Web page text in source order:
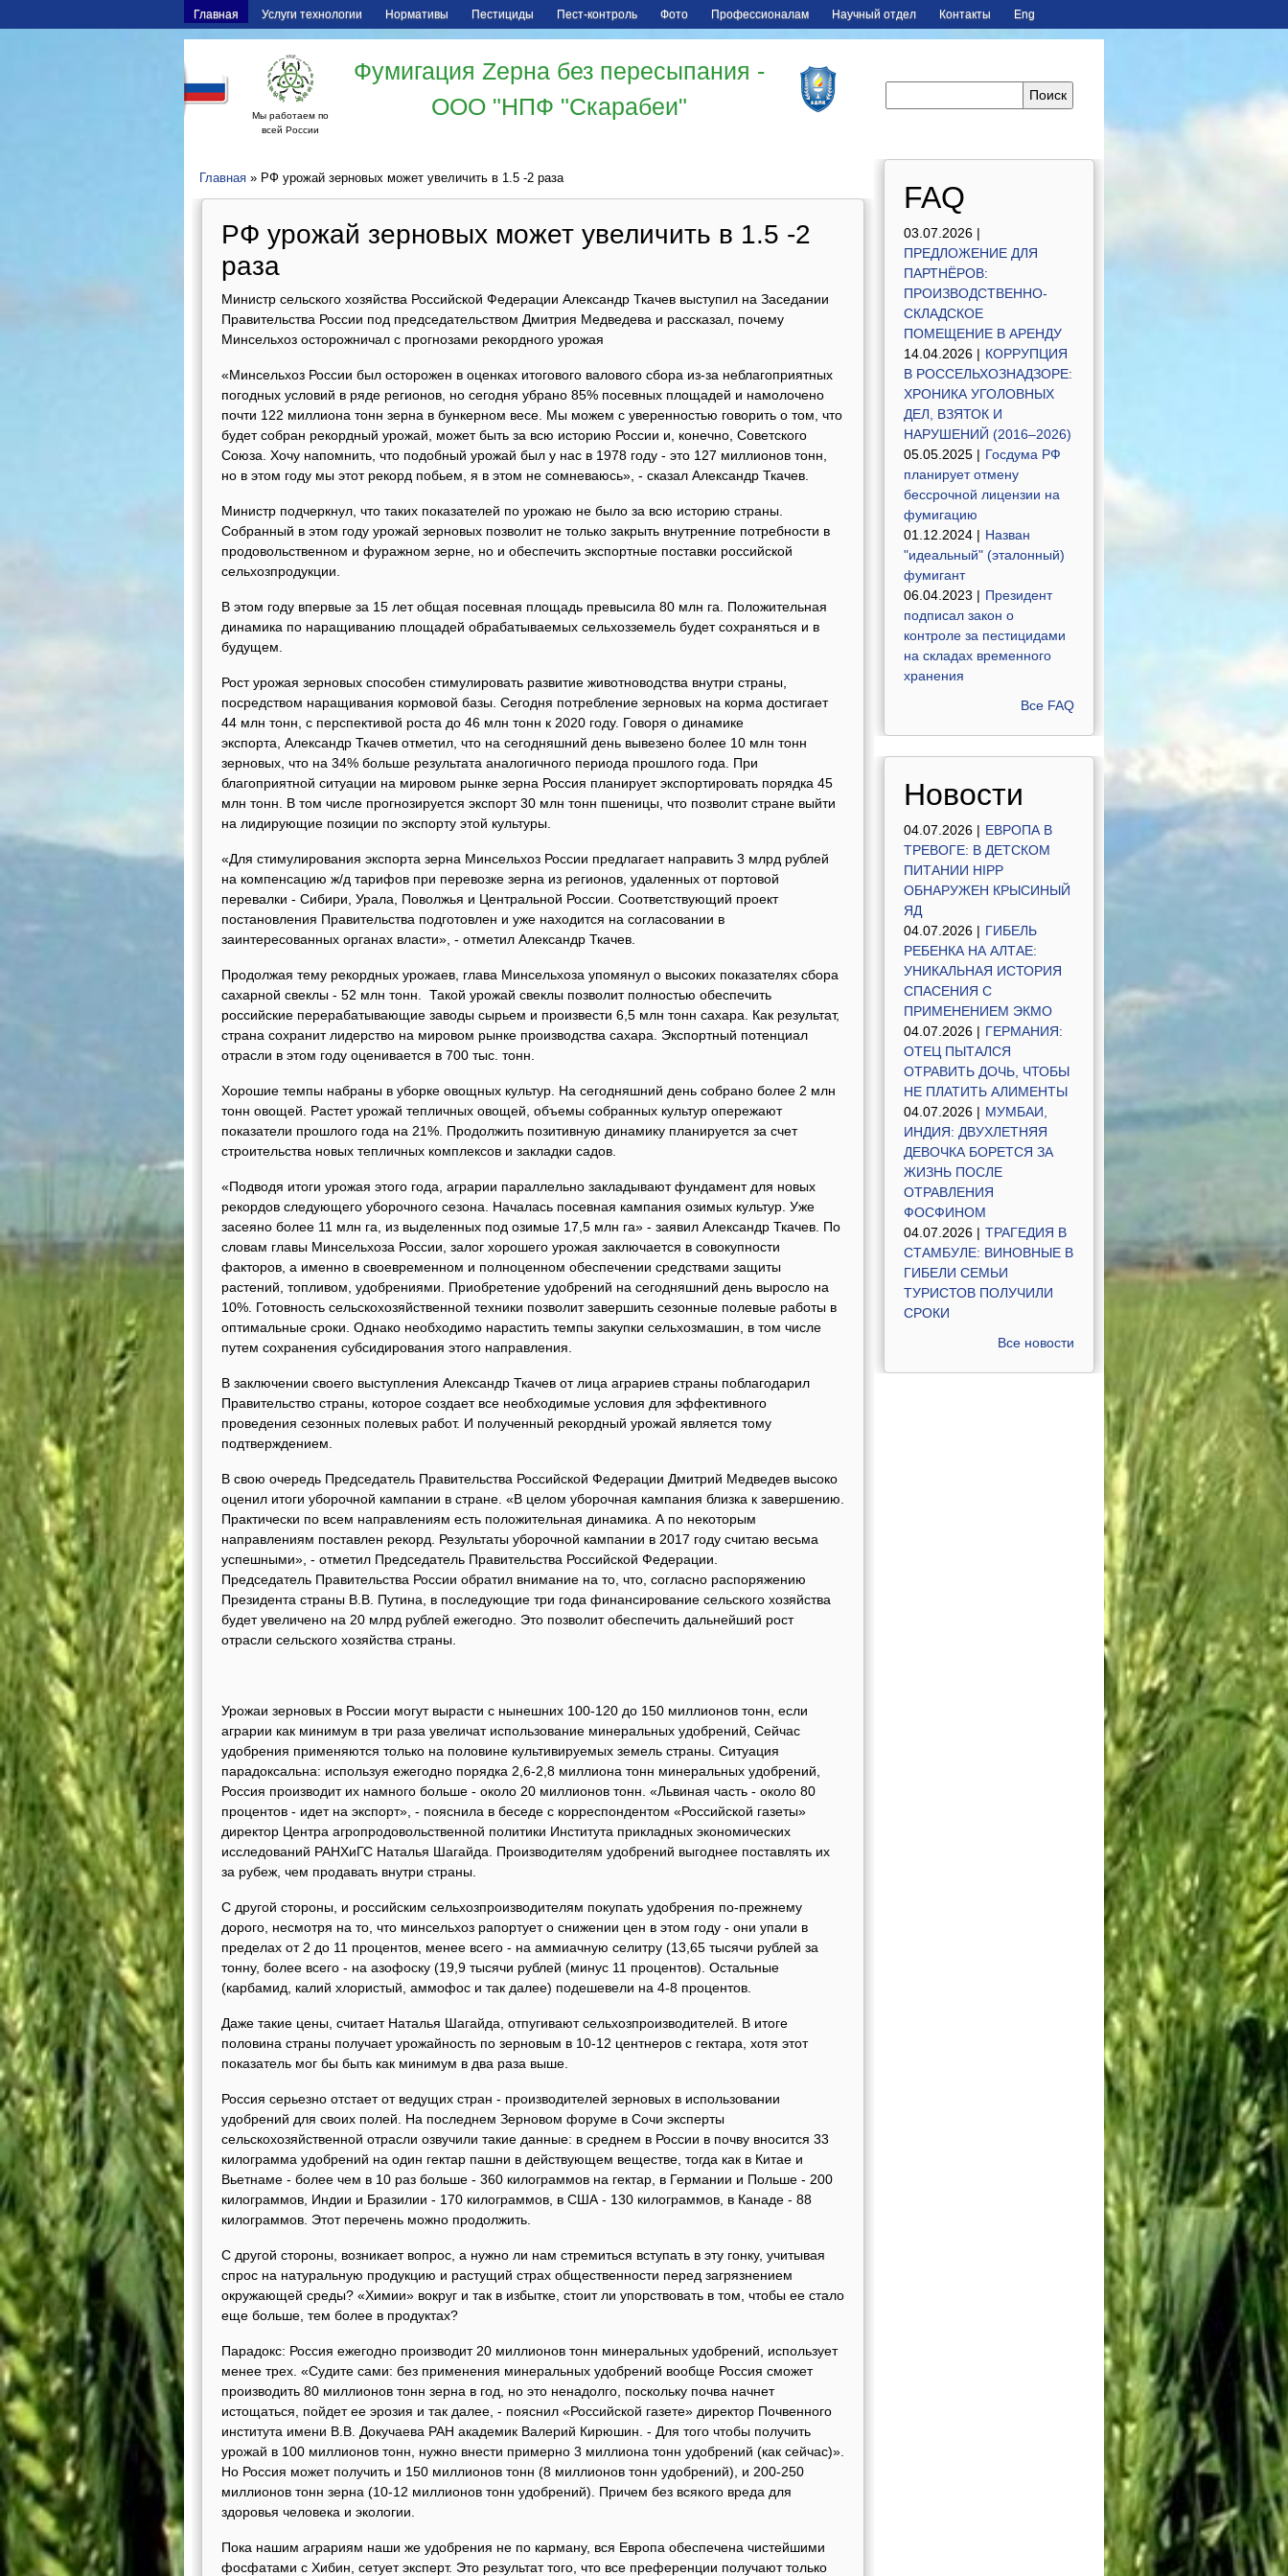
Главная Услуги технологии Нормативы Пестициды Пест-контроль Фото Профессионалам Научный отдел Контакты Eng
Мы работаем по
всей России
Фумигация Zерна без пересыпания -
ООО "НПФ "Скарабеи"
Главная » РФ урожай зерновых может увеличить в 1.5 -2 раза
РФ урожай зерновых может увеличить в 1.5 -2
раза
Министр сельского хозяйства Российской Федерации Александр Ткачев выступил на Заседании
Правительства России под председательством Дмитрия Медведева и рассказал, почему
Минсельхоз осторожничал с прогнозами рекордного урожая
«Минсельхоз России был осторожен в оценках итогового валового сбора из-за неблагоприятных
погодных условий в ряде регионов, но сегодня убрано 85% посевных площадей и намолочено
почти 122 миллиона тонн зерна в бункерном весе. Мы можем с уверенностью говорить о том, что
будет собран рекордный урожай, может быть за всю историю России и, конечно, Советского
Союза. Хочу напомнить, что подобный урожай был у нас в 1978 году - это 127 миллионов тонн,
но в этом году мы этот рекорд побьем, я в этом не сомневаюсь», - сказал Александр Ткачев.
Министр подчеркнул, что таких показателей по урожаю не было за всю историю страны.
Собранный в этом году урожай зерновых позволит не только закрыть внутренние потребности в
продовольственном и фуражном зерне, но и обеспечить экспортные поставки российской
сельхозпродукции.
В этом году впервые за 15 лет общая посевная площадь превысила 80 млн га. Положительная
динамика по наращиванию площадей обрабатываемых сельхозземель будет сохраняться и в
будущем.
Рост урожая зерновых способен стимулировать развитие животноводства внутри страны,
посредством наращивания кормовой базы. Сегодня потребление зерновых на корма достигает
44 млн тонн, с перспективой роста до 46 млн тонн к 2020 году. Говоря о динамике
экспорта, Александр Ткачев отметил, что на сегодняшний день вывезено более 10 млн тонн
зерновых, что на 34% больше результата аналогичного периода прошлого года. При
благоприятной ситуации на мировом рынке зерна Россия планирует экспортировать порядка 45
млн тонн. В том числе прогнозируется экспорт 30 млн тонн пшеницы, что позволит стране выйти
на лидирующие позиции по экспорту этой культуры.
«Для стимулирования экспорта зерна Минсельхоз России предлагает направить 3 млрд рублей
на компенсацию ж/д тарифов при перевозке зерна из регионов, удаленных от портовой
перевалки - Сибири, Урала, Поволжья и Центральной России. Соответствующий проект
постановления Правительства подготовлен и уже находится на согласовании в
заинтересованных органах власти», - отметил Александр Ткачев.
Продолжая тему рекордных урожаев, глава Минсельхоза упомянул о высоких показателях сбора
сахарной свеклы - 52 млн тонн. Такой урожай свеклы позволит полностью обеспечить
российские перерабатывающие заводы сырьем и произвести 6,5 млн тонн сахара. Как результат,
страна сохранит лидерство на мировом рынке производства сахара. Экспортный потенциал
отрасли в этом году оценивается в 700 тыс. тонн.
Хорошие темпы набраны в уборке овощных культур. На сегодняшний день собрано более 2 млн
тонн овощей. Растет урожай тепличных овощей, объемы собранных культур опережают
показатели прошлого года на 21%. Продолжить позитивную динамику планируется за счет
строительства новых тепличных комплексов и закладки садов.
«Подводя итоги урожая этого года, аграрии параллельно закладывают фундамент для новых
рекордов следующего уборочного сезона. Началась посевная кампания озимых культур. Уже
засеяно более 11 млн га, из выделенных под озимые 17,5 млн га» - заявил Александр Ткачев. По
словам главы Минсельхоза России, залог хорошего урожая заключается в совокупности
факторов, а именно в своевременном и полноценном обеспечении средствами защиты
растений, топливом, удобрениями. Приобретение удобрений на сегодняшний день выросло на
10%. Готовность сельскохозяйственной техники позволит завершить сезонные полевые работы в
оптимальные сроки. Однако необходимо нарастить темпы закупки сельхозмашин, в том числе
путем сохранения субсидирования этого направления.
В заключении своего выступления Александр Ткачев от лица аграриев страны поблагодарил
Правительство страны, которое создает все необходимые условия для эффективного
проведения сезонных полевых работ. И полученный рекордный урожай является тому
подтверждением.
В свою очередь Председатель Правительства Российской Федерации Дмитрий Медведев высоко
оценил итоги уборочной кампании в стране. «В целом уборочная кампания близка к завершению.
Практически по всем направлениям есть положительная динамика. А по некоторым
направлениям поставлен рекорд. Результаты уборочной кампании в 2017 году считаю весьма
успешными», - отметил Председатель Правительства Российской Федерации.
Председатель Правительства России обратил внимание на то, что, согласно распоряжению
Президента страны В.В. Путина, в последующие три года финансирование сельского хозяйства
будет увеличено на 20 млрд рублей ежегодно. Это позволит обеспечить дальнейший рост
отрасли сельского хозяйства страны.
Урожаи зерновых в России могут вырасти с нынешних 100-120 до 150 миллионов тонн, если
аграрии как минимум в три раза увеличат использование минеральных удобрений, Сейчас
удобрения применяются только на половине культивируемых земель страны. Ситуация
парадоксальна: используя ежегодно порядка 2,6-2,8 миллиона тонн минеральных удобрений,
Россия производит их намного больше - около 20 миллионов тонн. «Львиная часть - около 80
процентов - идет на экспорт», - пояснила в беседе с корреспондентом «Российской газеты»
директор Центра агропродовольственной политики Института прикладных экономических
исследований РАНХиГС Наталья Шагайда. Производителям удобрений выгоднее поставлять их
за рубеж, чем продавать внутри страны.
С другой стороны, и российским сельхозпроизводителям покупать удобрения по-прежнему
дорого, несмотря на то, что минсельхоз рапортует о снижении цен в этом году - они упали в
пределах от 2 до 11 процентов, менее всего - на аммиачную селитру (13,65 тысячи рублей за
тонну, более всего - на азофоску (19,9 тысячи рублей (минус 11 процентов). Остальные
(карбамид, калий хлористый, аммофос и так далее) подешевели на 4-8 процентов.
Даже такие цены, считает Наталья Шагайда, отпугивают сельхозпроизводителей. В итоге
половина страны получает урожайность по зерновым в 10-12 центнеров с гектара, хотя этот
показатель мог бы быть как минимум в два раза выше.
Россия серьезно отстает от ведущих стран - производителей зерновых в использовании
удобрений для своих полей. На последнем Зерновом форуме в Сочи эксперты
сельскохозяйственной отрасли озвучили такие данные: в среднем в России в почву вносится 33
килограмма удобрений на один гектар пашни в действующем веществе, тогда как в Китае и
Вьетнаме - более чем в 10 раз больше - 360 килограммов на гектар, в Германии и Польше - 200
килограммов, Индии и Бразилии - 170 килограммов, в США - 130 килограммов, в Канаде - 88
килограммов. Этот перечень можно продолжить.
С другой стороны, возникает вопрос, а нужно ли нам стремиться вступать в эту гонку, учитывая
спрос на натуральную продукцию и растущий страх общественности перед загрязнением
окружающей среды? «Химии» вокруг и так в избытке, стоит ли упорствовать в том, чтобы ее стало
еще больше, тем более в продуктах?
Парадокс: Россия ежегодно производит 20 миллионов тонн минеральных удобрений, использует
менее трех. «Судите сами: без применения минеральных удобрений вообще Россия сможет
производить 80 миллионов тонн зерна в год, но это ненадолго, поскольку почва начнет
истощаться, пойдет ее эрозия и так далее, - пояснил «Российской газете» директор Почвенного
института имени В.В. Докучаева РАН академик Валерий Кирюшин. - Для того чтобы получить
урожай в 100 миллионов тонн, нужно внести примерно 3 миллиона тонн удобрений (как сейчас)».
Но Россия может получить и 150 миллионов тонн (8 миллионов тонн удобрений), и 200-250
миллионов тонн зерна (10-12 миллионов тонн удобрений). Причем без всякого вреда для
здоровья человека и экологии.
Пока нашим аграриям наши же удобрения не по карману, вся Европа обеспечена чистейшими
фосфатами с Хибин, сетует эксперт. Это результат того, что все преференции получают только
FAQ
03.07.2026 |
ПРЕДЛОЖЕНИЕ ДЛЯ
ПАРТНЁРОВ:
ПРОИЗВОДСТВЕННО-
СКЛАДСКОЕ
ПОМЕЩЕНИЕ В АРЕНДУ
14.04.2026 | КОРРУПЦИЯ
В РОССЕЛЬХОЗНАДЗОРЕ:
ХРОНИКА УГОЛОВНЫХ
ДЕЛ, ВЗЯТОК И
НАРУШЕНИЙ (2016–2026)
05.05.2025 | Госдума РФ
планирует отмену
бессрочной лицензии на
фумигацию
01.12.2024 | Назван
"идеальный" (эталонный)
фумигант
06.04.2023 | Президент
подписал закон о
контроле за пестицидами
на складах временного
хранения
Все FAQ
Новости
04.07.2026 | ЕВРОПА В
ТРЕВОГЕ: В ДЕТСКОМ
ПИТАНИИ HIPP
ОБНАРУЖЕН КРЫСИНЫЙ
ЯД
04.07.2026 | ГИБЕЛЬ
РЕБЕНКА НА АЛТАЕ:
УНИКАЛЬНАЯ ИСТОРИЯ
СПАСЕНИЯ С
ПРИМЕНЕНИЕМ ЭКМО
04.07.2026 | ГЕРМАНИЯ:
ОТЕЦ ПЫТАЛСЯ
ОТРАВИТЬ ДОЧЬ, ЧТОБЫ
НЕ ПЛАТИТЬ АЛИМЕНТЫ
04.07.2026 | МУМБАИ,
ИНДИЯ: ДВУХЛЕТНЯЯ
ДЕВОЧКА БОРЕТСЯ ЗА
ЖИЗНЬ ПОСЛЕ
ОТРАВЛЕНИЯ
ФОСФИНОМ
04.07.2026 | ТРАГЕДИЯ В
СТАМБУЛЕ: ВИНОВНЫЕ В
ГИБЕЛИ СЕМЬИ
ТУРИСТОВ ПОЛУЧИЛИ
СРОКИ
Все новости